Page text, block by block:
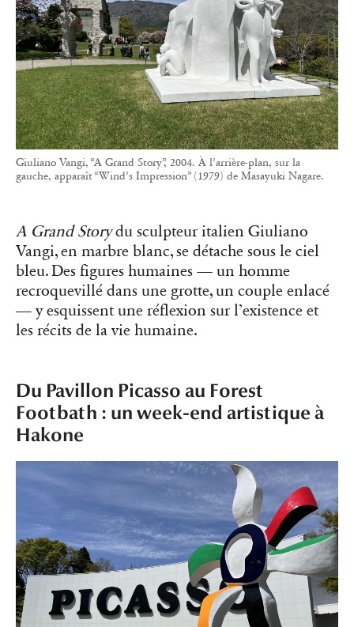
Giuliano Vangi, “A Grand Story”, 2004. À l’arrière-plan, sur la
gauche, apparaît “Wind’s Impression” (1979) de Masayuki Nagare.
A Grand Storydu sculpteur italien Giuliano
Vangi, en marbre blanc, se détache sous le ciel
bleu. Des figures humaines — un homme
recroquevillé dans une grotte, un couple enlacé
— y esquissent une réflexion sur l’existence et
les récits de la vie humaine.
Du Pavillon Picasso au Forest
Footbath : un week-end artistique à
Hakone